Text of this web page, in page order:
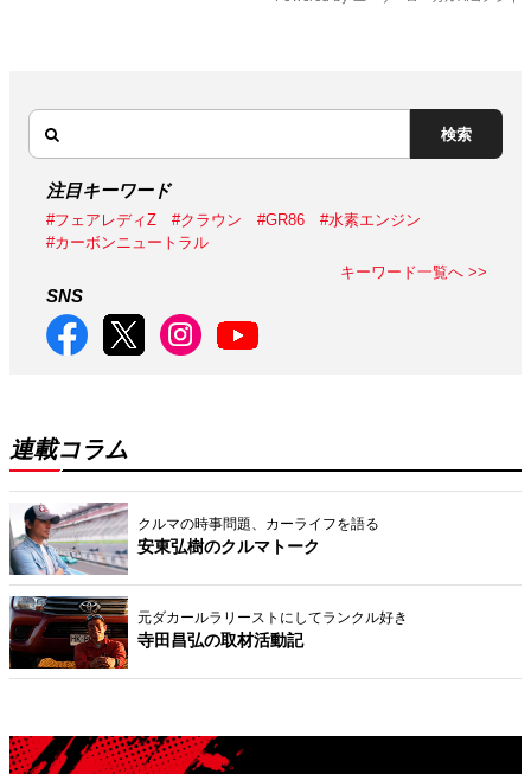
検索
注目キーワード
#フェアレディZ #クラウン #GR86
#水素エンジン
#カーボンニュートラル
キーワード一覧へ >>
SNS
連載コラム
クルマの時事問題、カーライフを語る
安東弘樹のクルマトーク
元ダカールラリーストにしてランクル好き
寺田昌弘の取材活動記